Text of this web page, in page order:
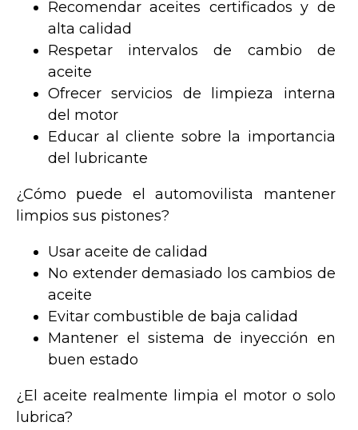
Recomendar aceites certificados y de
alta calidad
Respetar intervalos de cambio de
aceite
Ofrecer servicios de limpieza interna
del motor
Educar al cliente sobre la importancia
del lubricante
¿Cómo puede el automovilista mantener
limpios sus pistones?
Usar aceite de calidad
No extender demasiado los cambios de
aceite
Evitar combustible de baja calidad
Mantener el sistema de inyección en
buen estado
¿El aceite realmente limpia el motor o solo
lubrica?